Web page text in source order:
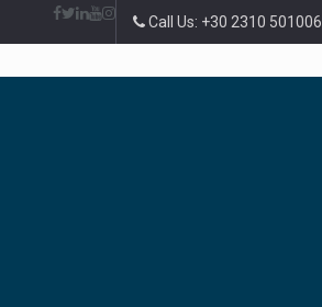
Call Us: +30 2310 501006